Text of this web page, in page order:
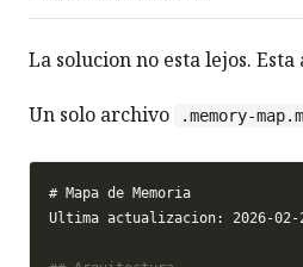
La solucion no esta lejos. Esta
Un solo archivo .memory-